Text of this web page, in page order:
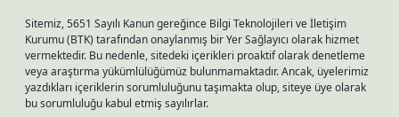
Sitemiz, 5651 Sayılı Kanun gereğince Bilgi Teknolojileri ve İletişim
Kurumu (BTK) tarafından onaylanmış bir Yer Sağlayıcı olarak hizmet
vermektedir. Bu nedenle, sitedeki içerikleri proaktif olarak denetleme
veya araştırma yükümlülüğümüz bulunmamaktadır. Ancak, üyelerimiz
yazdıkları içeriklerin sorumluluğunu taşımakta olup, siteye üye olarak
bu sorumluluğu kabul etmiş sayılırlar.